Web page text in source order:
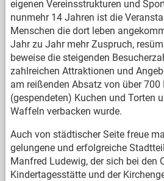
eigenen Vereinsstrukturen und
nunmehr 14 Jahren ist die
Menschen die dort leben
Jahr zu Jahr mehr Zuspruch,
beweise die steigenden
zahlreichen Attraktionen und
am reißenden Absatz von über 700
(gespendeten) Kuchen und Torten
Waffeln verbacken wurde.
Auch von städtischer Seite freue
gelungene und erfolgreiche
Manfred Ludewig, der sich bei den
Kindertagesstätte und der